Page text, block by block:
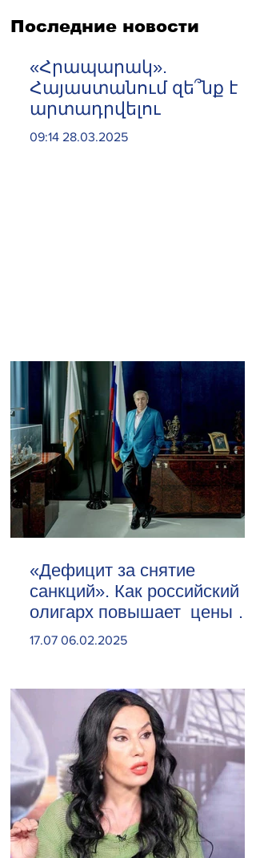
Последние новости
«Հրապարակ».
Հայաստանում զե՞նք է
արտադրվելու
09:14 28.03.2025
«Дефицит за снятие
санкций». Как российский
олигарх повышает цены на
сливочное масло
17.07 06.02.2025